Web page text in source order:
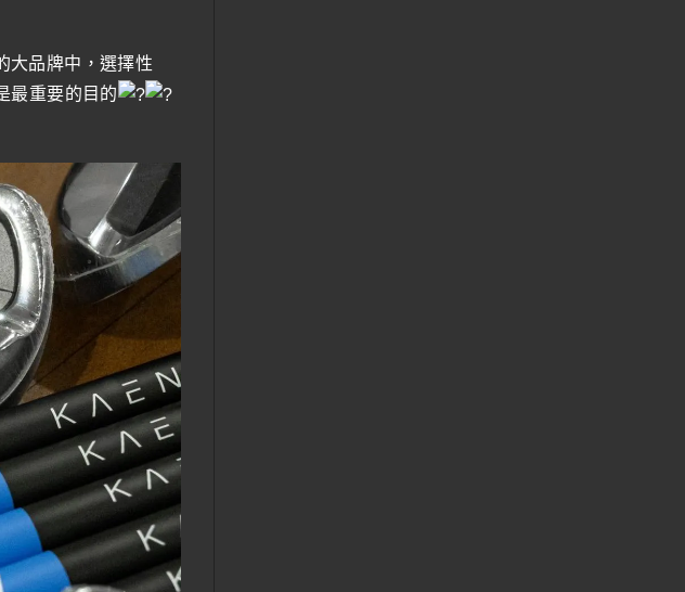
大品牌中，選擇性
最重要的目的